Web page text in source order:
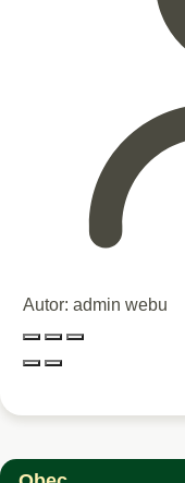
Autor: admin webu